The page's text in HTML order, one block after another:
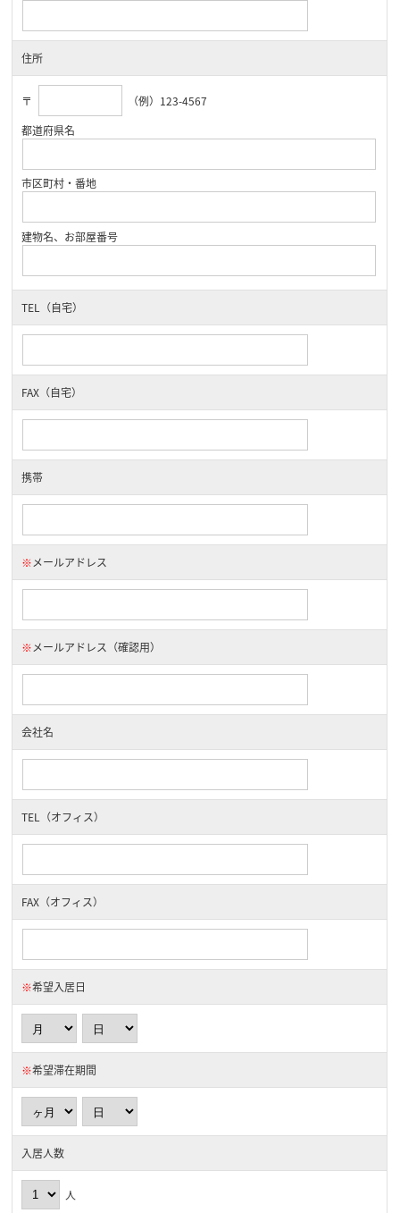
住所
〒
（例）123-4567
都道府県名
市区町村・番地
建物名、お部屋番号
TEL（自宅）
FAX（自宅）
携帯
※メールアドレス
※メールアドレス（確認用）
会社名
TEL（オフィス）
FAX（オフィス）
※希望入居日
※希望滞在期間
入居人数
人